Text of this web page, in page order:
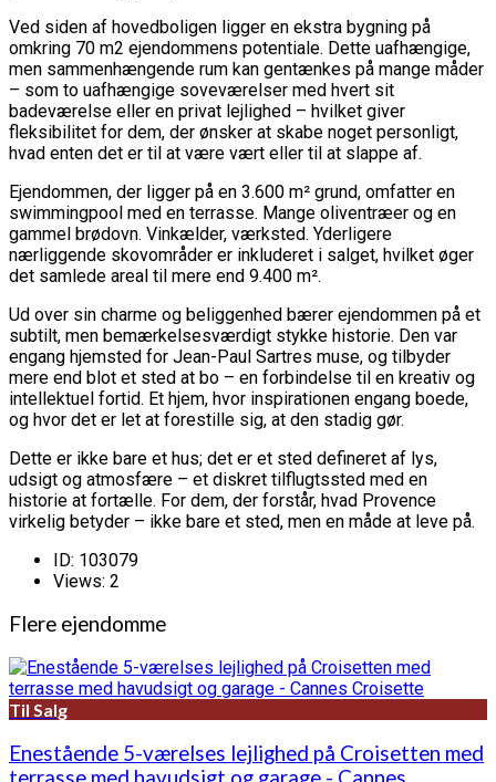
Ved siden af ​​hovedboligen ligger en ekstra bygning på
omkring 70 m2 ejendommens potentiale. Dette uafhængige,
men sammenhængende rum kan gentænkes på mange måder
– som to uafhængige soveværelser med hvert sit
badeværelse eller en privat lejlighed – hvilket giver
fleksibilitet for dem, der ønsker at skabe noget personligt,
hvad enten det er til at være vært eller til at slappe af.
Ejendommen, der ligger på en 3.600 m² grund, omfatter en
swimmingpool med en terrasse. Mange oliventræer og en
gammel brødovn. Vinkælder, værksted. Yderligere
nærliggende skovområder er inkluderet i salget, hvilket øger
det samlede areal til mere end 9.400 m².
Ud over sin charme og beliggenhed bærer ejendommen på et
subtilt, men bemærkelsesværdigt stykke historie. Den var
engang hjemsted for Jean-Paul Sartres muse, og tilbyder
mere end blot et sted at bo – en forbindelse til en kreativ og
intellektuel fortid. Et hjem, hvor inspirationen engang boede,
og hvor det er let at forestille sig, at den stadig gør.
Dette er ikke bare et hus; det er et sted defineret af lys,
udsigt og atmosfære – et diskret tilflugtssted med en
historie at fortælle. For dem, der forstår, hvad Provence
virkelig betyder – ikke bare et sted, men en måde at leve på.
ID: 103079
Views: 2
Flere ejendomme
Til Salg
Enestående 5-værelses lejlighed på Croisetten med